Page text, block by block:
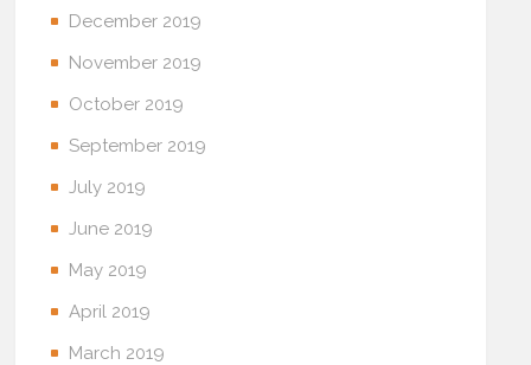
December 2019
November 2019
October 2019
September 2019
July 2019
June 2019
May 2019
April 2019
March 2019